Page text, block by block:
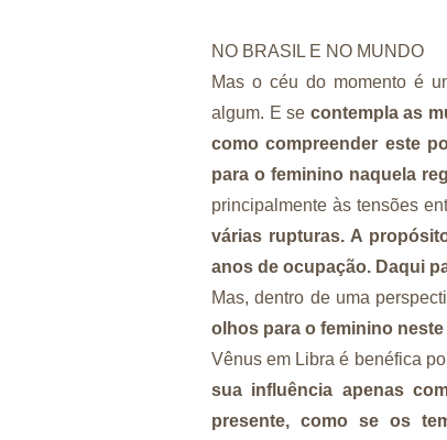
NO BRASIL E NO MUNDO
Mas o céu do momento é
algum. E se contempla as
como compreender este
para o feminino naquela
principalmente às tensões
várias rupturas. A
anos de ocupação. Daqui
Mas, dentro de uma
olhos para o feminino
Vênus em Libra é benéfica
sua influência apenas
presente, como se os